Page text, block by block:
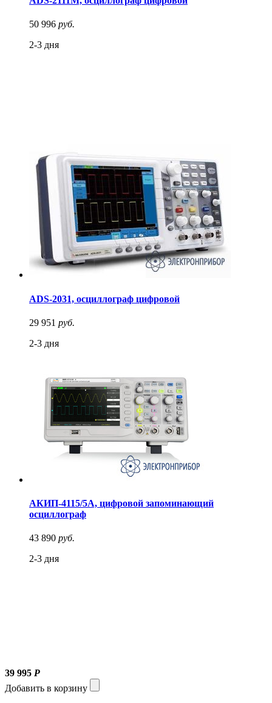
50 996 руб.
2-3 дня
ADS-2031, осциллограф цифровой
29 951 руб.
2-3 дня
АКИП-4115/5А, цифровой запоминающий
осциллограф
43 890 руб.
2-3 дня
39 995 Р
Добавить в корзину